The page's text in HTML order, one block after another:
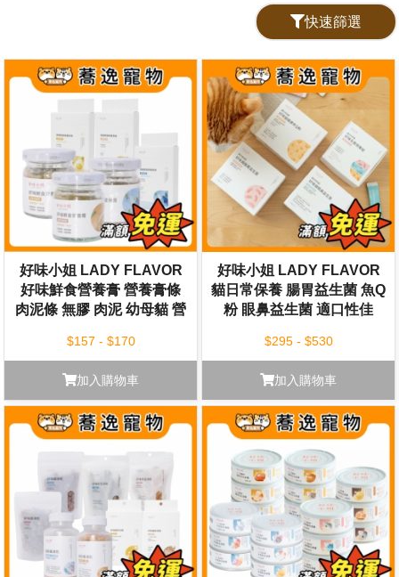
快速篩選
好味小姐 LADY FLAVOR
好味鮮食營養膏 營養膏條
肉泥條 無膠 肉泥 幼母貓 營
$157 - $170
加入購物車
好味小姐 LADY FLAVOR
貓日常保養 腸胃益生菌 魚Q
粉 眼鼻益生菌 適口性佳
$295 - $530
加入購物車